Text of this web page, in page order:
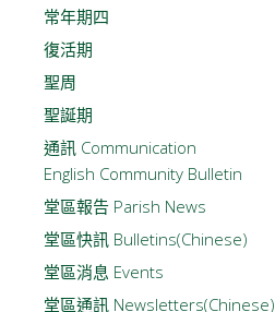
常年期四
復活期
聖周
聖誕期
通訊 Communication
English Community Bulletin
堂區報告 Parish News
堂區快訊 Bulletins(Chinese)
堂區消息 Events
堂區通訊 Newsletters(Chinese)